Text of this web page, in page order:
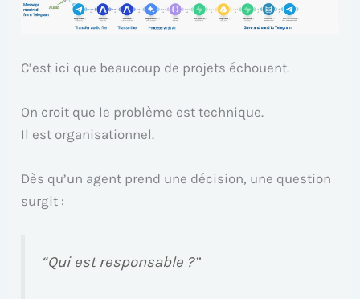
C’est ici que beaucoup de projets échouent.
On croit que le problème est technique.
Il est organisationnel.
Dès qu’un agent prend une décision, une question
surgit :
“Qui est responsable ?”